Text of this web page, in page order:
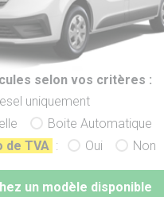
selon vos critères :
uniquement
Boite Automatique
de TVA : Oui Non
un modèle disponible